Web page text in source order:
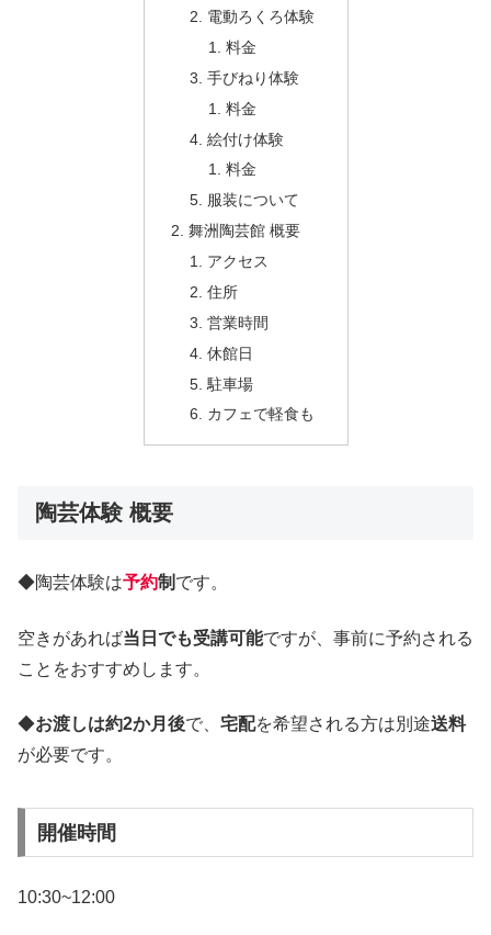
電動ろくろ体験
料金
手びねり体験
料金
絵付け体験
料金
服装について
舞洲陶芸館 概要
アクセス
住所
営業時間
休館日
駐車場
カフェで軽食も
陶芸体験 概要
◆陶芸体験は予約制 です。
空きがあれば当日でも受講可能ですが、事前に予約される
ことをおすすめします。
◆お渡しは約2か月後で、 宅配を希望される方は別途送料
が必要です。
開催時間
10:30~12:00